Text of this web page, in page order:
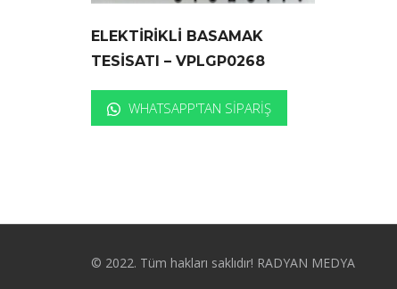
ELEKTİRİKLİ BASAMAK
TESİSATI – VPLGP0268
WHATSAPP'TAN SIPARIŞ
© 2022. Tüm hakları saklıdır! RADYAN MEDYA